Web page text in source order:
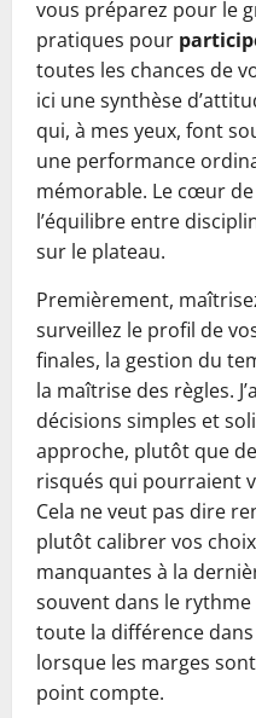
vous préparez pour le
pratiques pour
toutes les chances de
ici une synthèse
qui, à mes yeux, font
une performance
mémorable. Le cœur
l’équilibre entre
sur le plateau.
Premièrement,
surveillez le profil de
finales, la gestion du
la maîtrise des règles.
décisions simples et
approche, plutôt que
risqués qui pourraient
Cela ne veut pas dire
plutôt calibrer vos
manquantes à la
souvent dans le
toute la différence
lorsque les marges
point compte.